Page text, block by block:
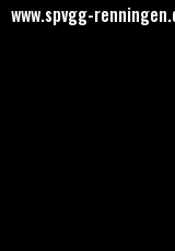
www.spvgg-